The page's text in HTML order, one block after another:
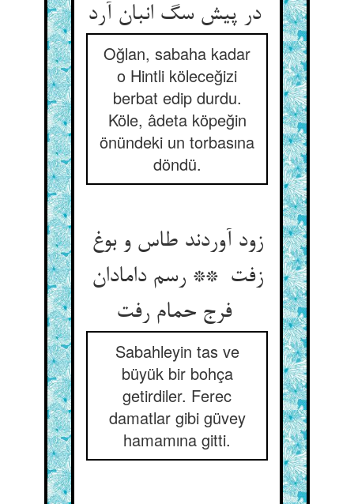
در پیش سگ انبان آرد
Oğlan, sabaha kadar
o Hintli köleceğizi
berbat edip durdu.
Köle, âdeta köpeğin
önündeki un torbasına
döndü.
زود آوردند طاس و بوغ
زفت ** رسم دامادان
فرج حمام رفت
Sabahleyin tas ve
büyük bir bohça
getirdiler. Ferec
damatlar gibi güvey
hamamına gitti.